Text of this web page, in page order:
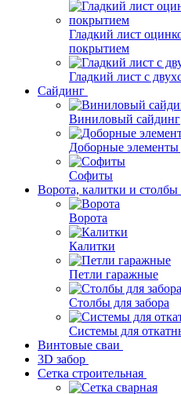
Гладкий лист
покрытием
Гладкий лист с
Сайдинг
Виниловый сайдинг
Доборные элементы
Софиты
Ворота, калитки и столбы
Ворота
Калитки
Петли гаражные
Столбы для забора
Системы для
Винтовые сваи
3D забор
Сетка строительная